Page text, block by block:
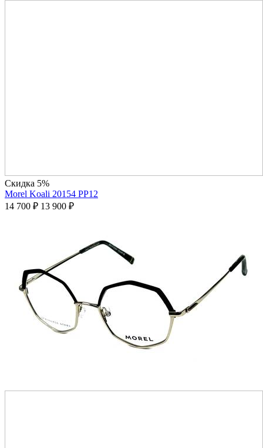
Скидка 5%
Morel Koali 20154 PP12
14 700 ₽ 13 900 ₽